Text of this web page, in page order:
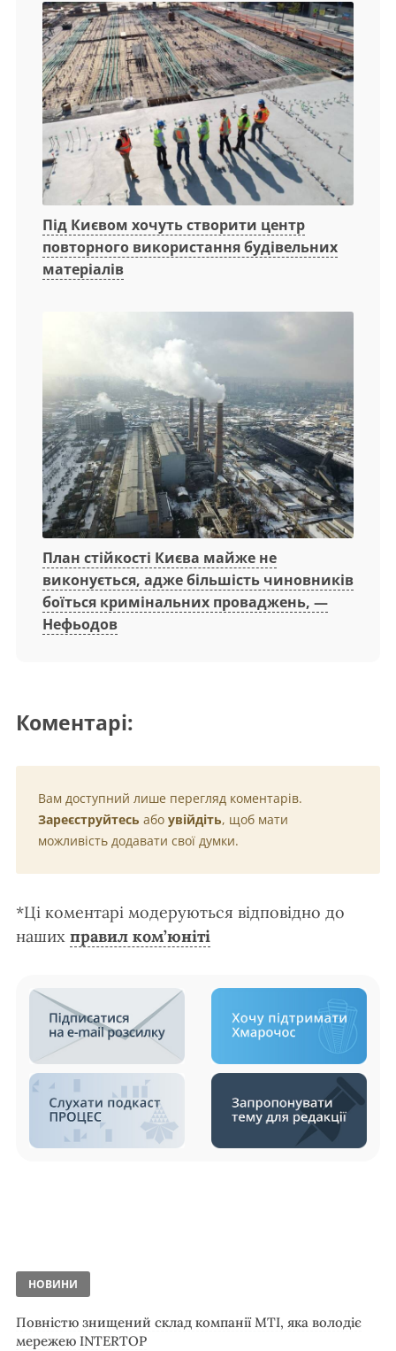
Під Києвом хочуть створити центр
повторного використання будівельних
матеріалів
План стійкості Києва майже не
виконується, адже більшість чиновників
боїться кримінальних проваджень, —
Нефьодов
Коментарі:
Вам доступний лише перегляд коментарів.
Зареєструйтесь або увійдіть, щоб мати
можливість додавати свої думки.
*Ці коментарі модеруються відповідно до
наших правил ком’юніті
НОВИНИ
Повністю знищений склад компанії MTI, яка володіє
мережею INTERTOP